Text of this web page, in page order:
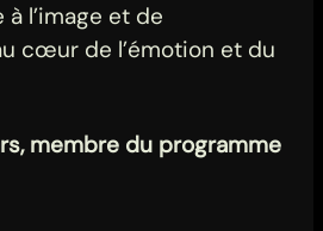
l’image et de
cœur de l’émotion et du
membre du programme